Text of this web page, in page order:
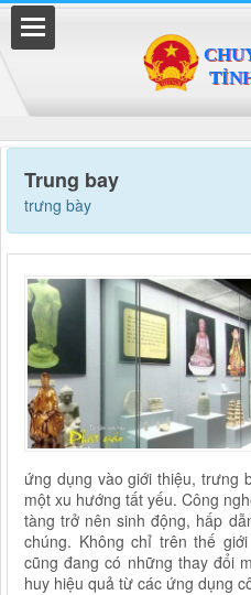
Trung bay
trưng bày
ứng dụng vào giới thiệu, trưng
một xu hướng tất yếu. Công
tàng trở nên sinh động, hấp
chúng. Không chỉ trên thế
cũng đang có những thay đổi
huy hiệu quả từ các ứng dụng
Đã kết nối EMC